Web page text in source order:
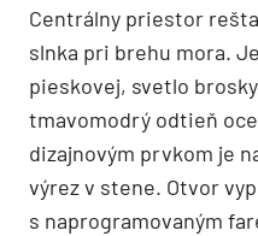
Centrálny priestor
slnka pri brehu mora.
pieskovej, svetlo
tmavomodrý odtieň
dizajnovým prvkom je
výrez v stene. Otvor
s naprogramovaným